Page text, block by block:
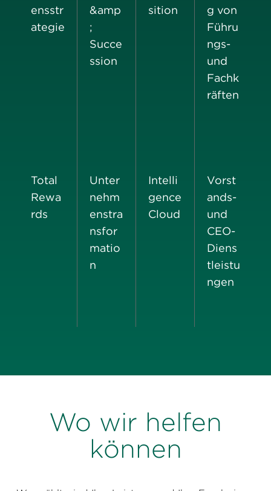
ensstr
ategie
&amp
;
Succe
ssion
sition
g von
Führu
ngs-
und
Fachk
räften
Total
Rewa
rds
Unter
nehm
enstra
nsfor
matio
n
Intelli
gence
Cloud
Vorst
ands-
und
CEO-
Diens
tleistu
ngen
Wo wir helfen
können